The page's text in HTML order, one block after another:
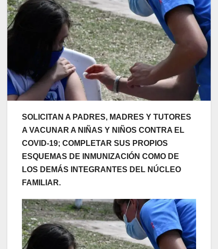
SOLICITAN A PADRES, MADRES Y TUTORES
A VACUNAR A NIÑAS Y NIÑOS CONTRA EL
COVID-19; COMPLETAR SUS PROPIOS
ESQUEMAS DE INMUNIZACIÓN COMO DE
LOS DEMÁS INTEGRANTES DEL NÚCLEO
FAMILIAR.